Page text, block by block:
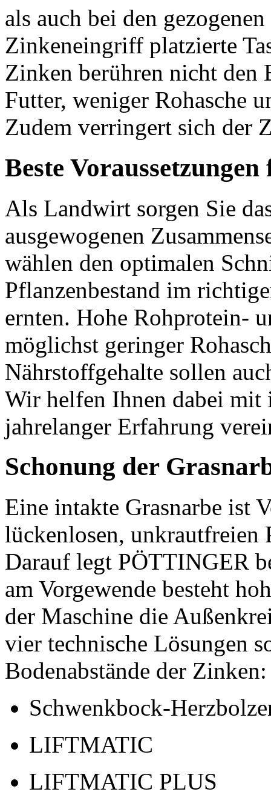
als auch bei den
Zinkeneingriff platzierte
Zinken berühren nicht den
Futter, weniger Rohasche
Zudem verringert sich der
Beste
Als Landwirt sorgen Sie
ausgewogenen
wählen den optimalen
Pflanzenbestand im
ernten. Hohe Rohprotein-
möglichst geringer
Nährstoffgehalte sollen
Wir helfen Ihnen dabei
jahrelanger Erfahrung
Schonung der
Eine intakte Grasnarbe ist
lückenlosen, unkrautfreien
Darauf legt PÖTTINGER
am Vorgewende besteht
der Maschine die
vier technische Lösungen
Bodenabstände der Zinken:
Schwenkbock-
LIFTMATIC
LIFTMATIC PLUS